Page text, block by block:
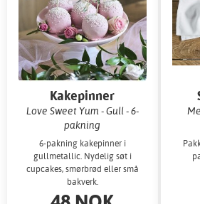
Kakepinner
Love Sweet Yum - Gull - 6-
pakning
6-pakning kakepinner i
gullmetallic. Nydelig søt i
cupcakes, smørbrød eller små
bakverk.